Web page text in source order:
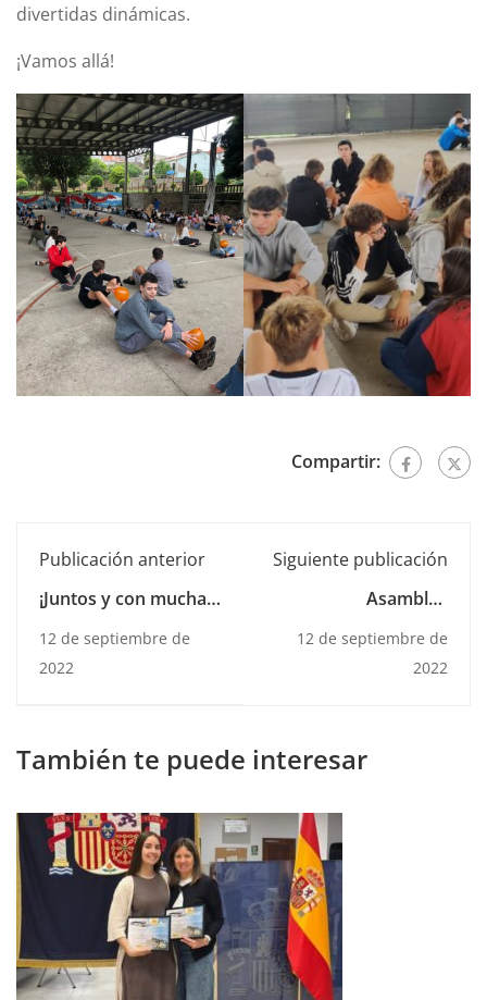
divertidas dinámicas.
¡Vamos allá!
Compartir:
Publicación anterior
¡Juntos y con mucha
bienvenida al curso
2022/2023!
12 de septiembre de
2022
Siguiente publicación
Asamblea
encuentro JOVAD en
Valladolid
12 de septiembre de
2022
También te puede interesar